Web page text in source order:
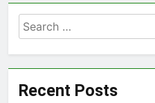
Search
for:
Recent Posts